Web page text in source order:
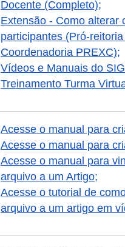
Docente (Completo);
Extensão - Como alterar
participantes (Pró-
Coordenadoria PREXC);
Vídeos e Manuais do
Treinamento Turma
Acesse o manual para
Acesse o manual para
Acesse o manual para
arquivo a um Artigo;
Acesse o tutorial de
arquivo a um artigo em